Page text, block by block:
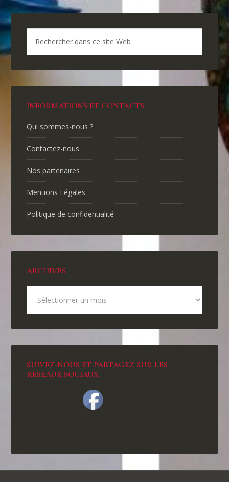
INFORMATIONS ET CONTACTS
Qui sommes-nous ?
Contactez-nous
Nos partenaires
Mentions Légales
Politique de confidentialité
ARCHIVES
SUIVEZ-NOUS ET PARTAGEZ SUR LES
RÉSEAUX SOCIAUX